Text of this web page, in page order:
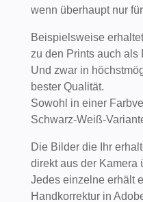
wenn überhaupt nur
Beispielsweise
zu den Prints auch als
Und zwar in
bester Qualität.
Sowohl in einer
Schwarz-Weiß-
Die Bilder die Ihr
direkt aus der Kamera
Jedes einzelne erhält
Handkorrektur in